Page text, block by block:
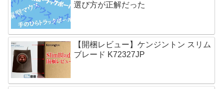
選び方が正解だった
【開梱レビュー】ケンジントン スリム
ブレード K72327JP